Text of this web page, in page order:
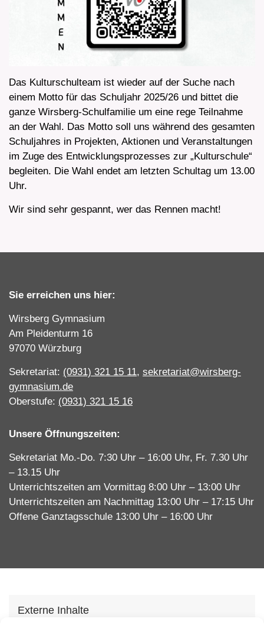
Das Kulturschulteam ist wieder auf der Suche nach
einem Motto für das Schuljahr 2025/26 und bittet die
ganze Wirsberg-Schulfamilie um eine rege Teilnahme
an der Wahl. Das Motto soll uns während des gesamten
Schuljahres in Projekten, Aktionen und Veranstaltungen
im Zuge des Entwicklungsprozesses zur „Kulturschule“
begleiten. Die Wahl endet am letzten Schultag um 13.00
Uhr.
Wir sind sehr gespannt, wer das Rennen macht!
Sie erreichen uns hier:
Wirsberg Gymnasium
Am Pleidenturm 16
97070 Würzburg
Sekretariat: (0931) 321 15 11, sekretariat@wirsberg-
gymnasium.de
Oberstufe: (0931) 321 15 16
Unsere Öffnungszeiten:
Sekretariat Mo.-Do. 7:30 Uhr – 16:00 Uhr, Fr. 7.30 Uhr
– 13.15 Uhr
Unterrichtszeiten am Vormittag 8:00 Uhr – 13:00 Uhr
Unterrichtszeiten am Nachmittag 13:00 Uhr – 17:15 Uhr
Offene Ganztagsschule 13:00 Uhr – 16:00 Uhr
Externe Inhalte